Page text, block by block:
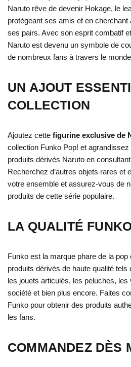
Naruto rêve de devenir Hokage, le
protégeant ses amis et en
ses pairs. Avec son esprit combatif
Naruto est devenu un symbole de
de nombreux fans à travers le
UN AJOUT
COLLECTION
Ajoutez cette figurine exclusive de
collection Funko Pop! et
produits dérivés Naruto en
Recherchez d’autres objets rares et
votre ensemble et assurez-vous de
produits de cette série populaire.
LA QUALITÉ
Funko est la marque phare de la
produits dérivés de haute qualité tels
les jouets articulés, les peluches,
société et bien plus encore. Faites
Funko pour obtenir des produits
les fans.
COMMANDEZ DÈS